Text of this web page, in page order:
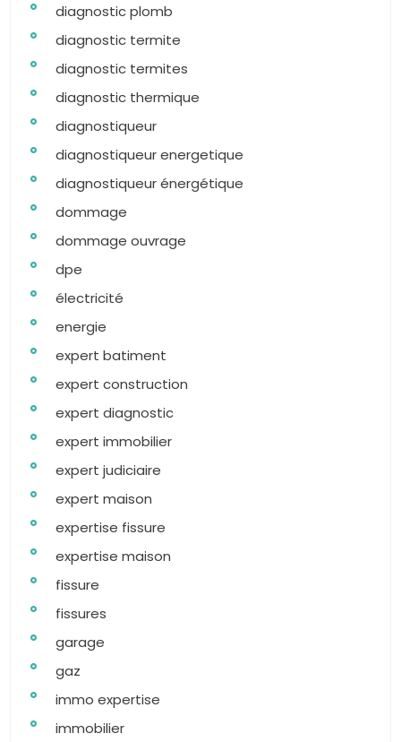
diagnostic plomb
diagnostic termite
diagnostic termites
diagnostic thermique
diagnostiqueur
diagnostiqueur energetique
diagnostiqueur énergétique
dommage
dommage ouvrage
dpe
électricité
energie
expert batiment
expert construction
expert diagnostic
expert immobilier
expert judiciaire
expert maison
expertise fissure
expertise maison
fissure
fissures
garage
gaz
immo expertise
immobilier